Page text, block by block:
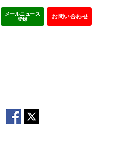
メールニュース
登録
お問い合わせ